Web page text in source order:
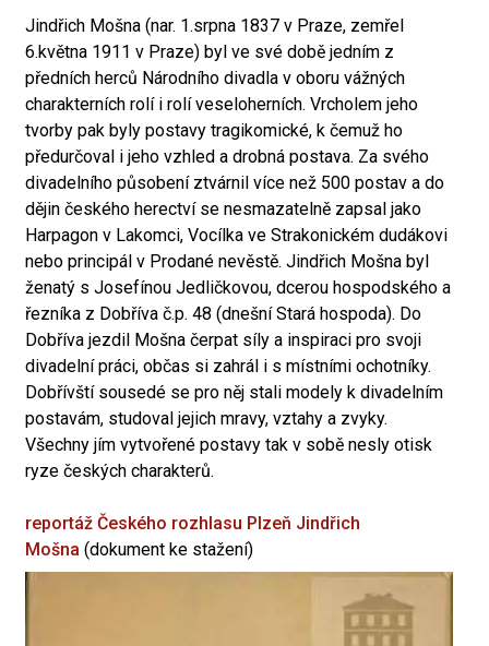
Jindřich Mošna (nar. 1.srpna 1837 v Praze, zemřel
6.května 1911 v Praze) byl ve své době jedním z
předních herců Národního divadla v oboru vážných
charakterních rolí i rolí veseloherních. Vrcholem jeho
tvorby pak byly postavy tragikomické, k čemuž ho
předurčoval i jeho vzhled a drobná postava. Za svého
divadelního působení ztvárnil více než 500 postav a do
dějin českého herectví se nesmazatelně zapsal jako
Harpagon v Lakomci, Vocílka ve Strakonickém dudákovi
nebo principál v Prodané nevěstě. Jindřich Mošna byl
ženatý s Josefínou Jedličkovou, dcerou hospodského a
řezníka z Dobříva č.p. 48 (dnešní Stará hospoda). Do
Dobříva jezdil Mošna čerpat síly a inspiraci pro svoji
divadelní práci, občas si zahrál i s místními ochotníky.
Dobřívští sousedé se pro něj stali modely k divadelním
postavám, studoval jejich mravy, vztahy a zvyky.
Všechny jím vytvořené postavy tak v sobě nesly otisk
ryze českých charakterů.
reportáž Českého rozhlasu Plzeň Jindřich
Mošna (dokument ke stažení)